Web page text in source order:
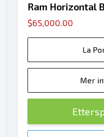
Ram Horizontal
$65,000.00
La
Mer